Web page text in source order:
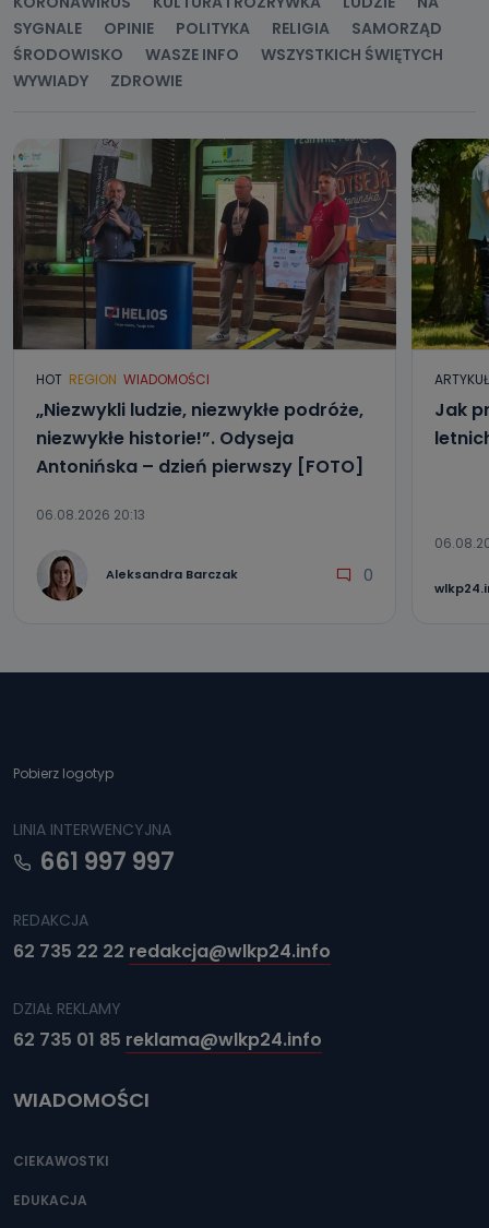
Jak skontaktować się z inspektorem
danych osobowych?
e-mailowo pod adresem: poczta@tvproart.pl
SYGNALE
OPINIE POLITYKA RELIGIA
SAMORZĄD
ŚRODOWISKO
WASZE INFO
WSZYSTKICH ŚWIĘTYCH
WYWIADY
ZDROWIE
HOT REGION WIADOMOŚCI
„Niezwykli ludzie, niezwykłe podróże,
niezwykłe historie!”. Odyseja
Antonińska – dzień pierwszy [FOTO]
06.08.2026 20:13
Aleksandra Barczak 0
Jak
Pobierz logotyp
LINIA INTERWENCYJNA
661 997 997
REDAKCJA
62 735 22 22 redakcja@wlkp24.info
DZIAŁ REKLAMY
62 735 01 85 reklama@wlkp24.info
WIADOMOŚCI
CIEKAWOSTKI
EDUKACJA